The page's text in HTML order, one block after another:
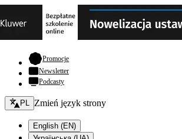
Promocje- otwiera się w nowej karcie
Newsletter
Podcasty
Zmień język - bieżący:
PL Zmień język strony
English (EN)